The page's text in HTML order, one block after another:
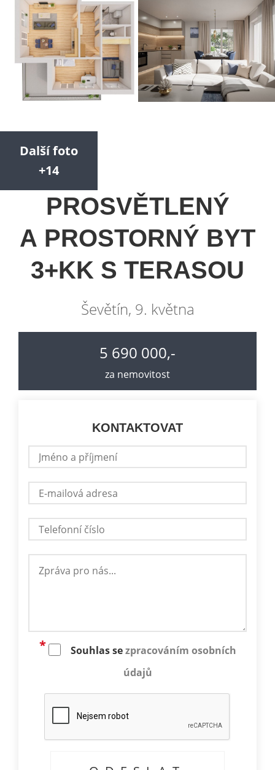
Další foto
+14
PROSVĚTLENÝ
A PROSTORNÝ BYT
3+KK S TERASOU
Ševětín, 9. května
5 690 000,-
za nemovitost
KONTAKTOVAT
Souhlas sezpracováním osobních
údajů